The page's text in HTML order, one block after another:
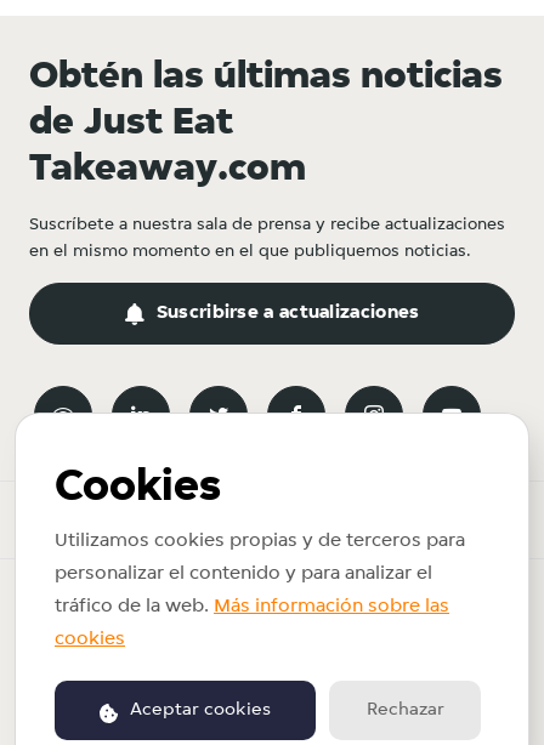
Obtén las últimas noticias
de Just Eat
Takeaway.com
Suscríbete a nuestra sala de prensa y recibe actualizaciones
en el mismo momento en el que publiquemos noticias.
Suscribirse a actualizaciones
Copyright © 2026 Just Eat Takeaway.com. Reservados todos los
Política de privacidad
Cookies
Utilizamos cookies propias y de terceros para
personalizar el contenido y para analizar el
tráfico de la web. Más información sobre las
cookies
Aceptar cookies Rechazar